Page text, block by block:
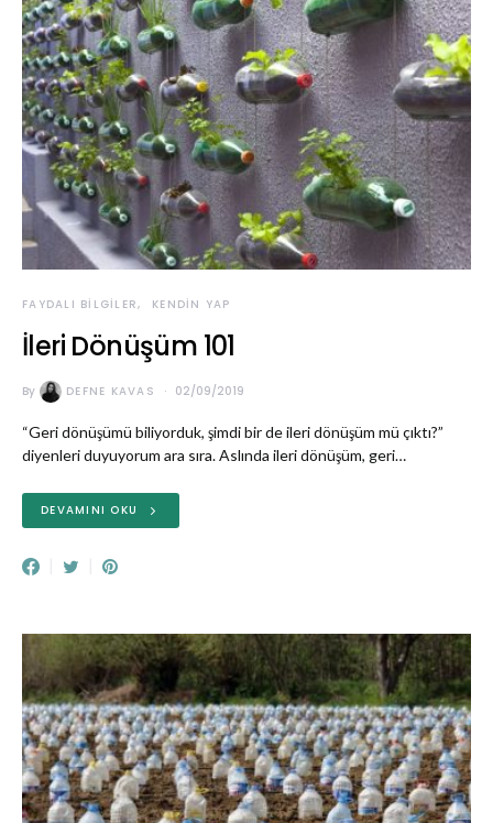
FAYDALI BILGILER KENDIN YAP
İleri Dönüşüm 101
By DEFNE KAVAS 02/09/2019
“Geri dönüşümü biliyorduk, şimdi bir de ileri dönüşüm mü çıktı?”
diyenleri duyuyorum ara sıra. Aslında ileri dönüşüm, geri…
DEVAMINI OKU